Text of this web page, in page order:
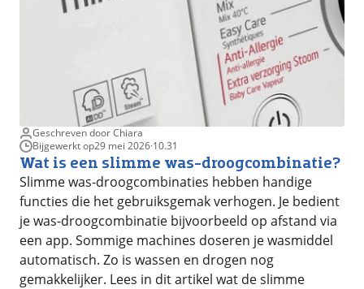
Geschreven door Chiara
Bijgewerkt op29 mei 2026·10.31
Wat is een slimme was-droogcombinatie?
Slimme was-droogcombinaties hebben handige
functies die het gebruiksgemak verhogen. Je bedient
je was-droogcombinatie bijvoorbeeld op afstand via
een app. Sommige machines doseren je wasmiddel
automatisch. Zo is wassen en drogen nog
gemakkelijker. Lees in dit artikel wat de slimme